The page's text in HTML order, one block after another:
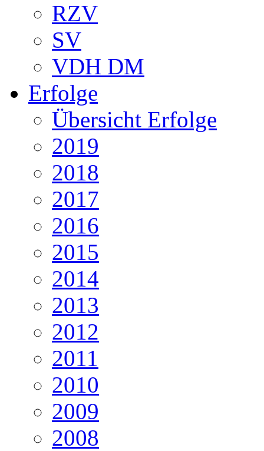
RZV
SV
VDH DM
Erfolge
Übersicht Erfolge
2019
2018
2017
2016
2015
2014
2013
2012
2011
2010
2009
2008